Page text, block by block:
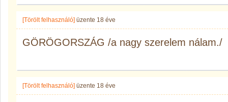
[Törölt felhasználó] üzente 18 éve
GÖRÖGORSZÁG /a nagy szerelem nálam./
[Törölt felhasználó] üzente 18 éve